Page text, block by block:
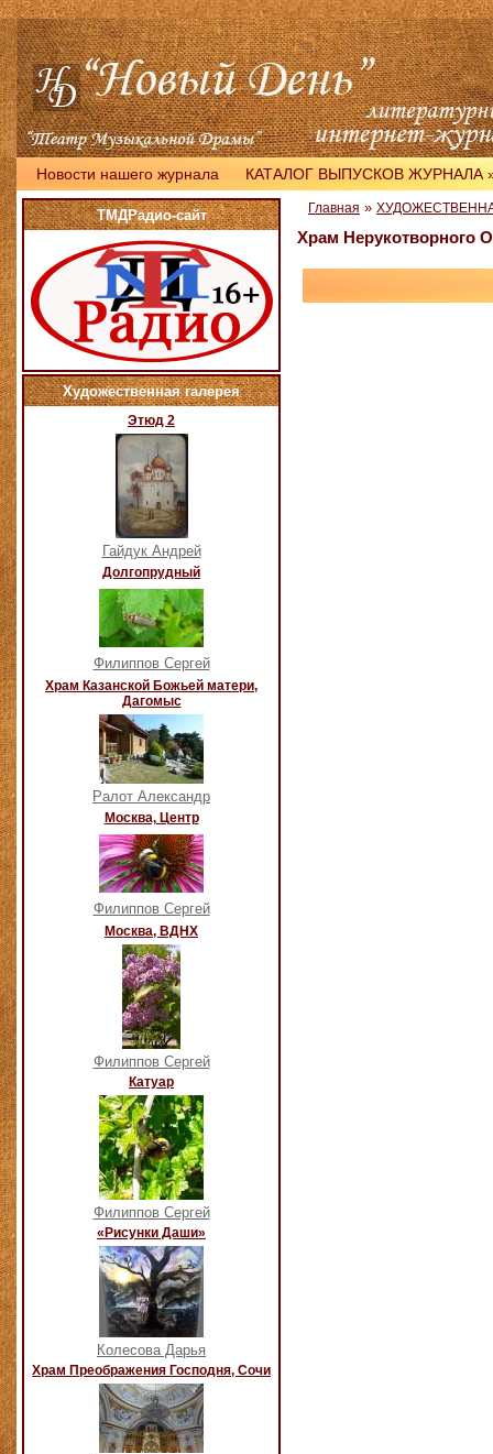
Новости нашего журнала КАТАЛОГ ВЫПУСКОВ ЖУРНАЛА
ТМДРадио-сайт
Художественная галерея
Этюд 2
Гайдук Андрей
Долгопрудный
Филиппов Сергей
Храм Казанской Божьей матери,
Дагомыс
Ралот Александр
Москва, Центр
Филиппов Сергей
Москва, ВДНХ
Филиппов Сергей
Катуар
Филиппов Сергей
«Рисунки Даши»
Колесова Дарья
Храм Преображения Господня, Сочи
Главная »
Храм Нерукотворного